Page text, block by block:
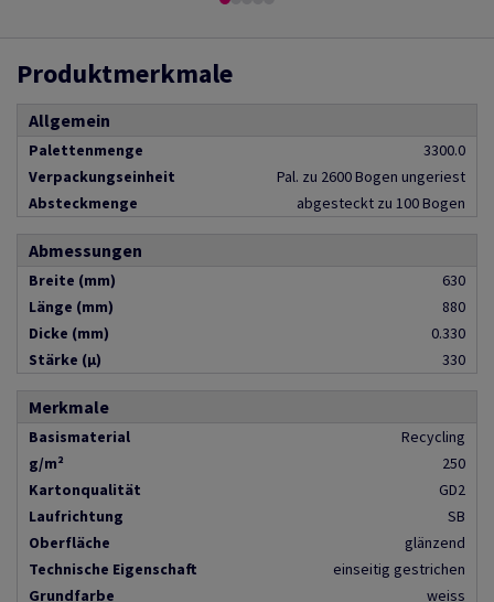
Produktmerkmale
Allgemein
Palettenmenge
3300.0
Verpackungseinheit
Pal. zu 2600 Bogen ungeriest
Absteckmenge
abgesteckt zu 100 Bogen
Abmessungen
Breite (mm)
630
Länge (mm)
880
Dicke (mm)
0.330
Stärke (µ)
330
Merkmale
Basismaterial
Recycling
g/m²
250
Kartonqualität
GD2
Laufrichtung
SB
Oberfläche
glänzend
Technische Eigenschaft
einseitig gestrichen
Grundfarbe
weiss